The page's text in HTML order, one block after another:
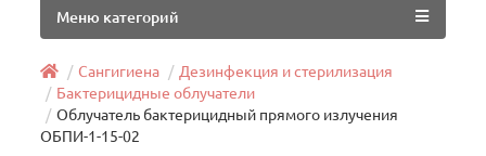
Меню категорий
Сангигиена
Дезинфекция и стерилизация
Бактерицидные облучатели
Облучатель бактерицидный прямого излучения
ОБПИ-1-15-02